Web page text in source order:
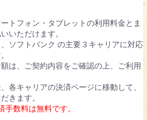
トフォン・タブレットの利用料金とま
いただけます。
、ソフトバンク の主要３キャリアに対応
は、ご契約内容をご確認の上、ご利用
各キャリアの決済ページに移動して、
きます。
手数料は無料です。